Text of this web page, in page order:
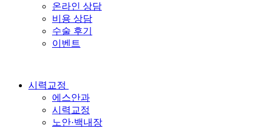
온라인 상담
비용 상담
수술 후기
이벤트
시력교정
에스안과
시력교정
노안·백내장